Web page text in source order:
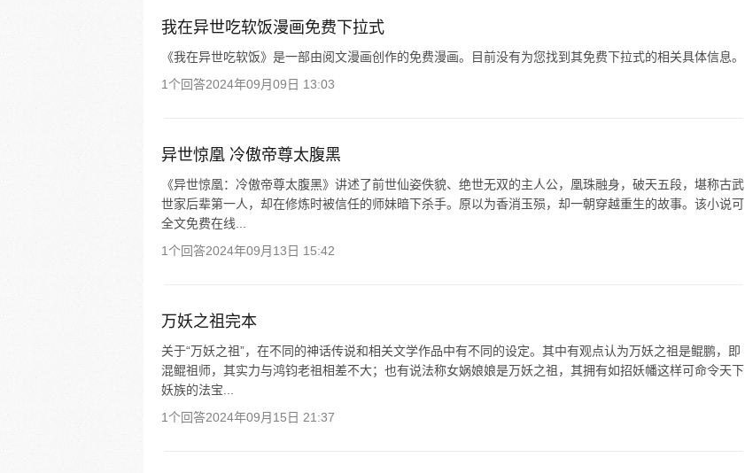
我在异世吃软饭漫画免费下拉式
《我在异世吃软饭》是一部由阅文漫画创作的免费漫画。目前没有为您找到其免费下拉式的相关具体信息。
1个回答2024年09月09日 13:03
异世惊凰 冷傲帝尊太腹黑
《异世惊凰：冷傲帝尊太腹黑》讲述了前世仙姿佚貌、绝世无双的主人公，凰珠融身，破天五段，堪称古武
世家后辈第一人，却在修炼时被信任的师妹暗下杀手。原以为香消玉殒，却一朝穿越重生的故事。该小说可
全文免费在线...
1个回答2024年09月13日 15:42
万妖之祖完本
关于“万妖之祖”，在不同的神话传说和相关文学作品中有不同的设定。其中有观点认为万妖之祖是鲲鹏，即
混鲲祖师，其实力与鸿钧老祖相差不大；也有说法称女娲娘娘是万妖之祖，其拥有如招妖幡这样可命令天下
妖族的法宝...
1个回答2024年09月15日 21:37